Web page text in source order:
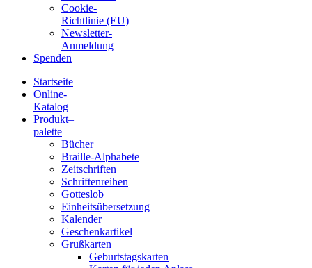
Cookie-
Richtlinie (EU)
Newsletter-
Anmeldung
Spenden
Blindenschrift-
Verlag
Druckerei
gGmbH
Startseite
Online-
Katalog
Produkt–
palette
Bücher
Braille-Alphabete
Zeitschriften
Schriftenreihen
Gotteslob
Einheitsübersetzung
Kalender
Geschenkartikel
Grußkarten
Geburtstagskarten